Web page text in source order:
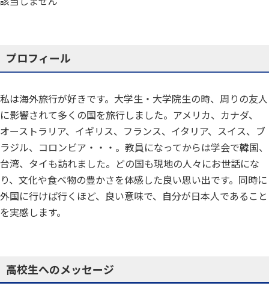
プロフィール
私は海外旅行が好きです。大学生・大学院生の時、周りの友人
に影響されて多くの国を旅行しました。アメリカ、カナダ、
オーストラリア、イギリス、フランス、イタリア、スイス、ブ
ラジル、コロンビア・・・。教員になってからは学会で韓国、
台湾、タイも訪れました。どの国も現地の人々にお世話にな
り、文化や食べ物の豊かさを体感した良い思い出です。同時に
外国に行けば行くほど、良い意味で、自分が日本人であること
を実感します。
高校生へのメッセージ